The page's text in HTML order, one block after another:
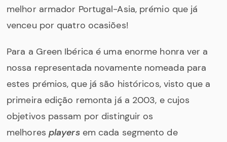
melhor armador Portugal-Asia, prémio que já
venceu por quatro ocasiões!
Para a Green Ibérica é uma enorme honra ver a
nossa representada novamente nomeada para
estes prémios, que já são históricos, visto que a
primeira edição remonta já a 2003, e cujos
objetivos passam por distinguir os
melhores playersem cada segmento de